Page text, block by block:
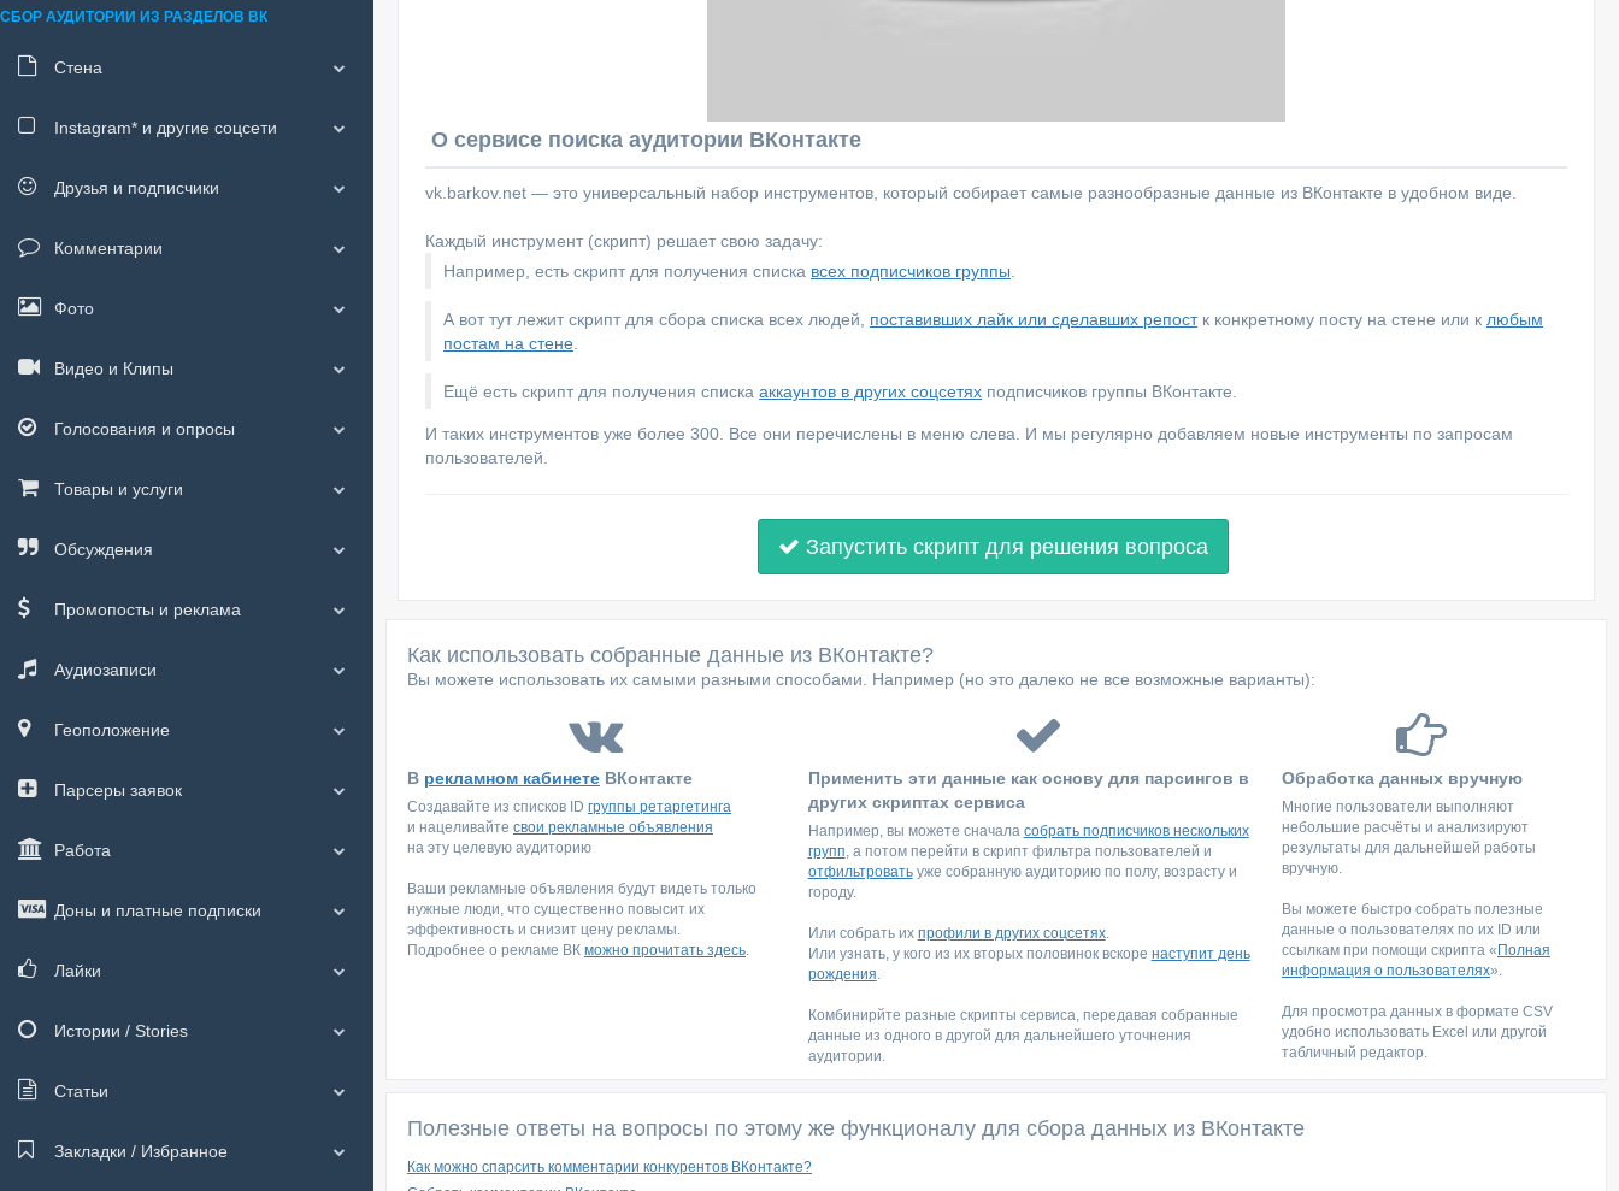
О сервисе поиска аудитории ВКонтакте
vk.barkov.net — это универсальный набор инструментов, который собирает самые разнообразные данные из ВКонтакте в удобном виде.
Каждый инструмент (скрипт) решает свою задачу:
Например, есть скрипт для получения списка всех подписчиков группы
А вот тут лежит скрипт для сбора списка всех людей, поставивших лайк или сделавших репостк конкретному посту на стене или к любым
постам на стене
Ещё есть скрипт для получения списка аккаунтов в других соцсетях подписчиков группы ВКонтакте.
И таких инструментов уже более 300. Все они перечислены в меню слева. И мы регулярно добавляем новые инструменты по запросам
пользователей.
Запустить скрипт для решения вопроса
Как использовать собранные данные из ВКонтакте?
Вы можете использовать их самыми разными способами. Например (но это далеко не все возможные варианты):
В рекламном кабинете ВКонтакте
Создавайте из списков ID группы ретаргетинга
и нацеливайте свои рекламные объявления
на эту целевую аудиторию
Ваши рекламные объявления будут видеть только
нужные люди, что существенно повысит их
эффективность и снизит цену рекламы.
Подробнее о рекламе ВК можно прочитать здесь.
Применить эти данные как основу для парсингов в
других скриптах сервиса
Например, вы можете сначала собрать подписчиков нескольких
групп, а потом перейти в скрипт фильтра пользователей и
отфильтроватьуже собранную аудиторию по полу, возрасту и
городу.
Или собрать их профили в других соцсетях.
Или узнать, у кого из их вторых половинок вскоре наступит день
рождения.
Комбинирйте разные скрипты сервиса, передавая собранные
данные из одного в другой для дальнейшего уточнения
аудитории.
Обработка данных вручную
Многие пользователи выполняют
небольшие расчёты и анализируют
результаты для дальнейшей работы
вручную.
Вы можете быстро собрать полезные
данные о пользователях по их ID или
ссылкам при помощи скрипта « Полная
информация о пользователях».
Для просмотра данных в формате CSV
удобно использовать Excel или другой
табличный редактор.
Полезные ответы на вопросы по этому же функционалу для сбора данных из ВКонтакте
Как можно спарсить комментарии конкурентов ВКонтакте?
СБОР АУДИТОРИИ ИЗ РАЗДЕЛОВ ВК
Стена
Instagram* и другие соцсети
Друзья и подписчики
Комментарии
Фото
Видео и Клипы
Голосования и опросы
Товары и услуги
Обсуждения
Промопосты и реклама
Аудиозаписи
Геоположение
Парсеры заявок
Работа
Доны и платные подписки
Лайки
Истории / Stories
Статьи
Закладки / Избранное